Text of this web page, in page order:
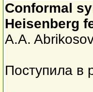
Conformal
Heisenberg
A.A. Abrikosov
Поступила в